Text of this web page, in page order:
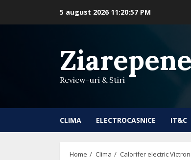
5 august 2026 11:20:58 PM
Review-uri & Stiri
CLIMA ELECTROCASNICE IT&C
Home Clima Calorifer electric